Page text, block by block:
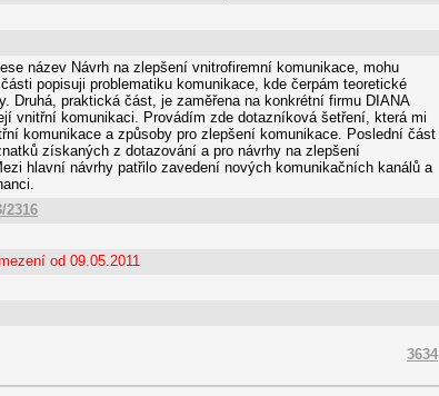
název Návrh na zlepšení vnitrofiremní komunikace, mohu
popisuji problematiku komunikace, kde čerpám teoretické
Druhá, praktická část, je zaměřena na konkrétní firmu DIANA
vnitřní komunikaci. Provádím zde dotazníková šetření, která mi
komunikace a způsoby pro zlepšení komunikace. Poslední část
získaných z dotazování a pro návrhy na zlepšení
hlavní návrhy patřilo zavedení nových komunikačních kanálů a
2316
od 09.05.2011
3634